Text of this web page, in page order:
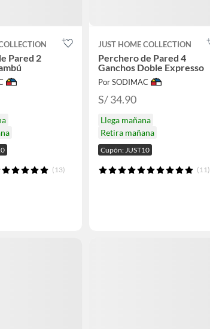
Pared 2
(13)
JUST HOME COLLECTION
Perchero de Pared 4
Ganchos Doble Expresso
Por SODIMAC
S/ 34.90
Llega mañana
Retira mañana
Cupón: JUST10
(11)